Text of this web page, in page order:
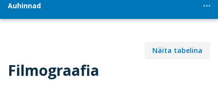
Auhinnad
Filmograafia
Näita tabelina